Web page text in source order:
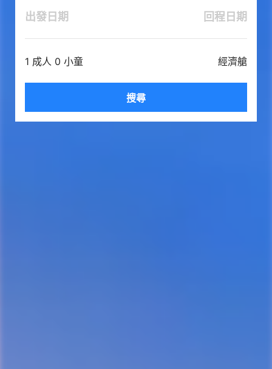
出發日期 回程日期
1 成人 0 小童 經濟艙
搜尋